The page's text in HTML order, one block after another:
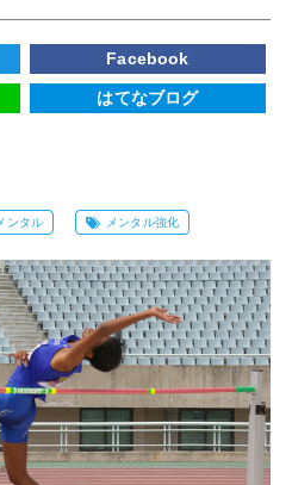
Facebook
はてなブログ
ンタル メンタル強化